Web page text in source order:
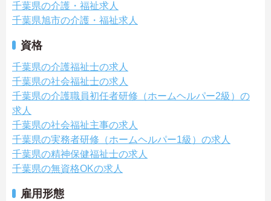
千葉県の介護・福祉求人
千葉県旭市の介護・福祉求人
資格
千葉県の介護福祉士の求人
千葉県の社会福祉士の求人
千葉県の介護職員初任者研修（ホームヘルパー2級）の
求人
千葉県の社会福祉主事の求人
千葉県の実務者研修（ホームヘルパー1級）の求人
千葉県の精神保健福祉士の求人
千葉県の無資格OKの求人
雇用形態